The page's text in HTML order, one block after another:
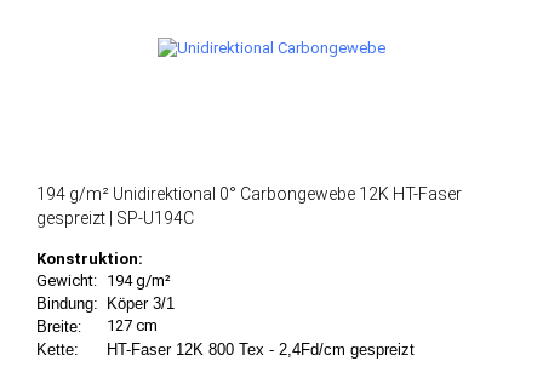
194 g/m² Unidirektional 0° Carbongewebe 12K HT-Faser
gespreizt | SP-U194C
Konstruktion:
Gewicht: 194 g/m²
Bindung: Köper 3/1
Breite:
127 cm
Kette:
HT-Faser 12K 800 Tex - 2,4Fd/cm gespreizt